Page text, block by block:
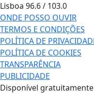
Lisboa 96.6 / 103.0
ONDE POSSO OUVIR
TERMOS E CONDIÇÕES
POLÍTICA DE
POLÍTICA DE COOKIES
TRANSPARÊNCIA
PUBLICIDADE
Disponível